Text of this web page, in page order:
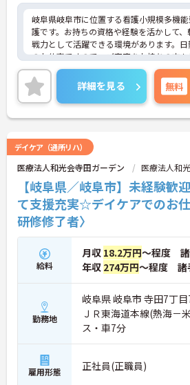
岐阜県岐阜市に位置する看護小規模多機
護です。お持ちの資格や経験を活かして、
戦力として活躍できる環境があります。日
のお仕事ですので、ご家庭をお持ちの方
い勤務時間でオススメです！ご興味をお
お気軽にお問い合わせください。
詳細を見る 無料
デイケア（通所リハ）
医療法人和光会寺田ガーデン 医療法人和
【岐阜県／岐阜市】未経験歓
て支援充実☆デイケアでのお
研修修了者〉
給料
月収 18.2万円～程度 諸
年収 274万円～程度 諸
勤務地
岐阜県 岐阜市 寺田7丁
ＪＲ東海道本線(熱海－
ス・車7分
雇用形態 正社員(正職員)